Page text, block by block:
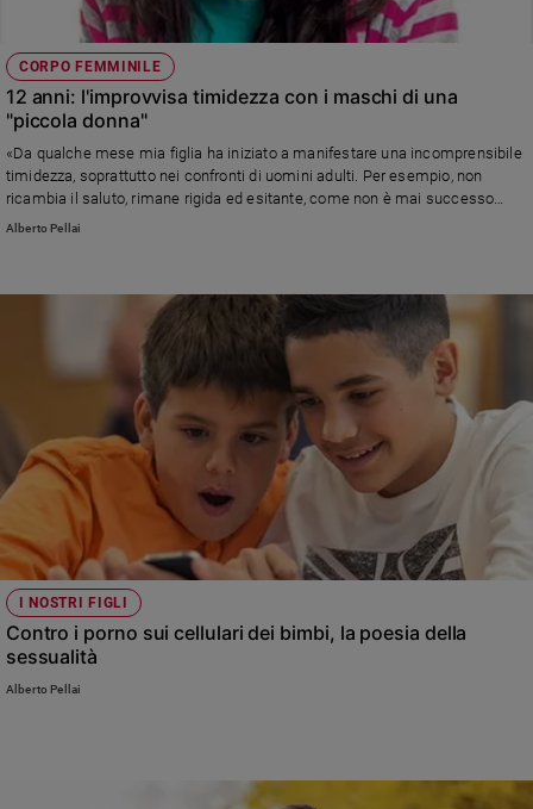
CORPO FEMMINILE
12 anni: l'improvvisa timidezza con i maschi di una
"piccola donna"
«Da qualche mese mia figlia ha iniziato a manifestare una incomprensibile
timidezza, soprattutto nei confronti di uomini adulti. Per esempio, non
ricambia il saluto, rimane rigida ed esitante, come non è mai successo
prima» Cosa c'è dietro? Leggi la risposta di Alberto Pellai
Alberto Pellai
I NOSTRI FIGLI
Contro i porno sui cellulari dei bimbi, la poesia della
sessualità
Alberto Pellai